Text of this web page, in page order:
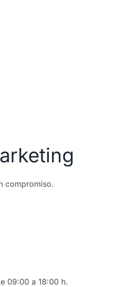
compromiso.
09:00 a 18:00 h.